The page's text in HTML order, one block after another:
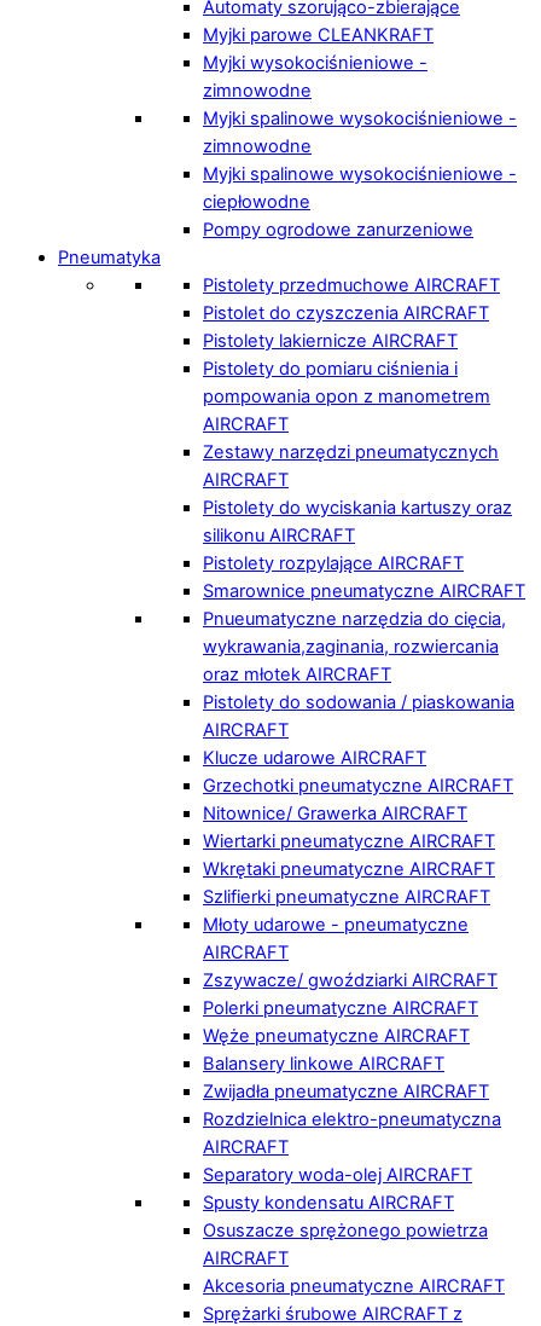
Automaty szorująco-zbierające
Myjki parowe CLEANKRAFT
Myjki wysokociśnieniowe -
zimnowodne
Myjki spalinowe wysokociśnieniowe -
zimnowodne
Myjki spalinowe wysokociśnieniowe -
ciepłowodne
Pompy ogrodowe zanurzeniowe
Pneumatyka
Pistolety przedmuchowe AIRCRAFT
Pistolet do czyszczenia AIRCRAFT
Pistolety lakiernicze AIRCRAFT
Pistolety do pomiaru ciśnienia i
pompowania opon z manometrem
AIRCRAFT
Zestawy narzędzi pneumatycznych
AIRCRAFT
Pistolety do wyciskania kartuszy oraz
silikonu AIRCRAFT
Pistolety rozpylające AIRCRAFT
Smarownice pneumatyczne AIRCRAFT
Pnueumatyczne narzędzia do cięcia,
wykrawania,zaginania, rozwiercania
oraz młotek AIRCRAFT
Pistolety do sodowania / piaskowania
AIRCRAFT
Klucze udarowe AIRCRAFT
Grzechotki pneumatyczne AIRCRAFT
Nitownice/ Grawerka AIRCRAFT
Wiertarki pneumatyczne AIRCRAFT
Wkrętaki pneumatyczne AIRCRAFT
Szlifierki pneumatyczne AIRCRAFT
Młoty udarowe - pneumatyczne
AIRCRAFT
Zszywacze/ gwoździarki AIRCRAFT
Polerki pneumatyczne AIRCRAFT
Węże pneumatyczne AIRCRAFT
Balansery linkowe AIRCRAFT
Zwijadła pneumatyczne AIRCRAFT
Rozdzielnica elektro-pneumatyczna
AIRCRAFT
Separatory woda-olej AIRCRAFT
Spusty kondensatu AIRCRAFT
Osuszacze sprężonego powietrza
AIRCRAFT
Akcesoria pneumatyczne AIRCRAFT
Sprężarki śrubowe AIRCRAFT z